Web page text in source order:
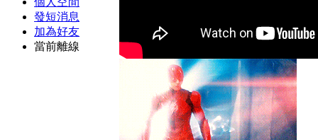
發短消息
加為好友
當前離線